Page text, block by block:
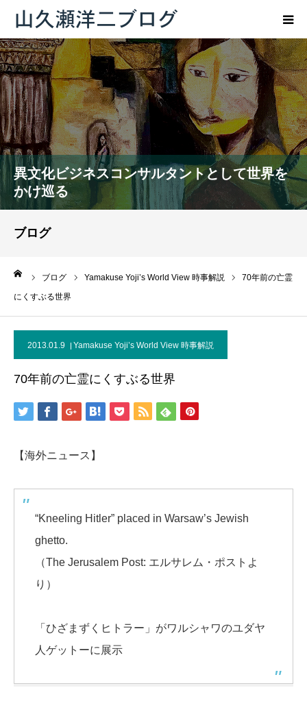
異文化ビジネスコンサルタントとして世界を
かけ巡る
ブログ
ブログ Yamakuse Yoji’s World View 時事解説
70年前の亡霊
にくすぶる世界
2013.01.9 Yamakuse Yoji’s World View 時事解説
70年前の亡霊にくすぶる世界
【海外ニュース】
“Kneeling Hitler” placed in Warsaw’s Jewish
ghetto.
（The Jerusalem Post: エルサレム・ポストよ
り）
「ひざまずくヒトラー」がワルシャワのユダヤ
人ゲットーに展示
トップページ
ブログ
プロフィール
お問い合わせ